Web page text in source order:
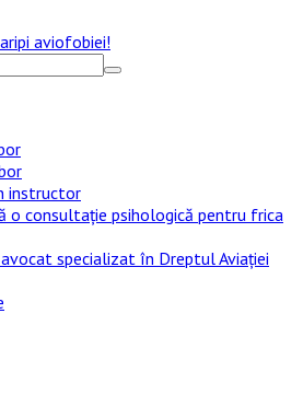
instructor
o consultație psihologică pentru frica
specializat în Dreptul Aviației